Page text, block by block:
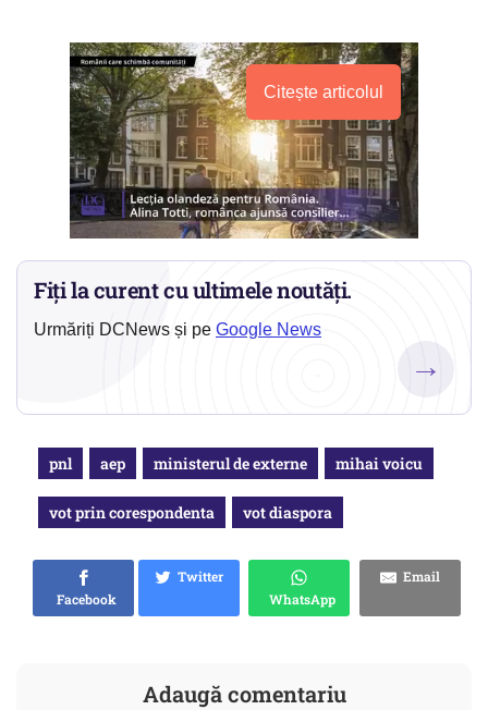
Citește articolul
Fiți la curent cu ultimele noutăți.
Urmăriți DCNews și pe Google News
→
pnl aep ministerul de externe mihai voicu
vot prin corespondenta vot diaspora
Facebook
Twitter
WhatsApp
Email
Adaugă comentariu